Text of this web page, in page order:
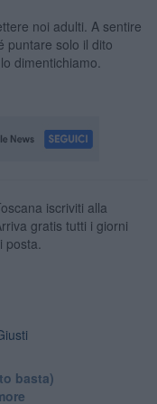
noi adulti. A sentire
puntare solo il dito
dimentichiamo.
iscriviti alla
gratis tutti i giorni
basta)